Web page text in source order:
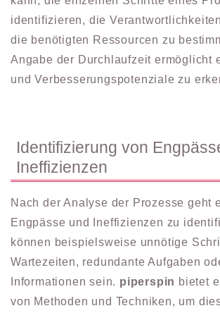
identifizieren, die
die benötigten Ressourcen zu
Angabe der Durchlaufzeit ermöglicht
und Verbesserungspotenziale zu
Identifizierung von
Ineffizienzen
Nach der Analyse der Prozesse geht
Engpässe und Ineffizienzen zu
können beispielsweise unnötige
Wartezeiten, redundante Aufgaben
Informationen sein. piperspin bietet
von Methoden und Techniken, um